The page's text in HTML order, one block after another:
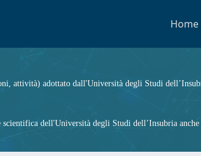
Home
attività) adottato dall'Università degli Studi
dell'Università degli Studi dell’Insubria